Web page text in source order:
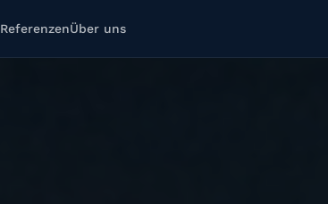
ReferenzenÜber uns